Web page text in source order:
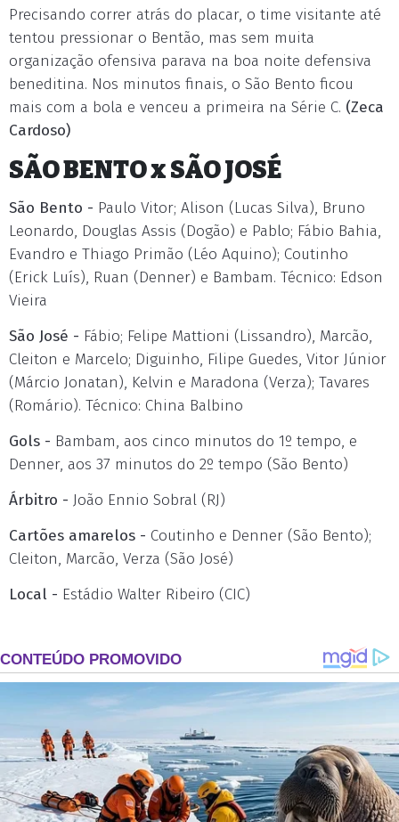
Precisando correr atrás do placar, o time visitante até
tentou pressionar o Bentão, mas sem muita
organização ofensiva parava na boa noite defensiva
beneditina. Nos minutos finais, o São Bento ficou
mais com a bola e venceu a primeira na Série C. (Zeca
Cardoso)
SÃO BENTO x SÃO JOSÉ
São Bento - Paulo Vitor; Alison (Lucas Silva), Bruno
Leonardo, Douglas Assis (Dogão) e Pablo; Fábio Bahia,
Evandro e Thiago Primão (Léo Aquino); Coutinho
(Erick Luís), Ruan (Denner) e Bambam. Técnico: Edson
Vieira
São José - Fábio; Felipe Mattioni (Lissandro), Marcão,
Cleiton e Marcelo; Diguinho, Filipe Guedes, Vitor Júnior
(Márcio Jonatan), Kelvin e Maradona (Verza); Tavares
(Romário). Técnico: China Balbino
Gols - Bambam, aos cinco minutos do 1º tempo, e
Denner, aos 37 minutos do 2º tempo (São Bento)
Árbitro - João Ennio Sobral (RJ)
Cartões amarelos - Coutinho e Denner (São Bento);
Cleiton, Marcão, Verza (São José)
Local - Estádio Walter Ribeiro (CIC)